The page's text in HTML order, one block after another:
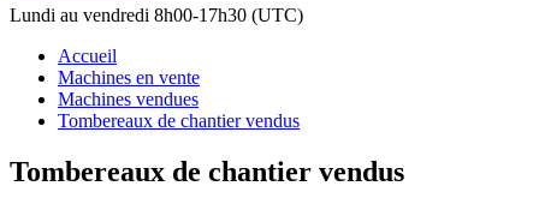
Lundi au vendredi 8h00-17h30 (UTC)
Accueil
Machines en vente
Machines vendues
Tombereaux de chantier vendus
Tombereaux de chantier vendus